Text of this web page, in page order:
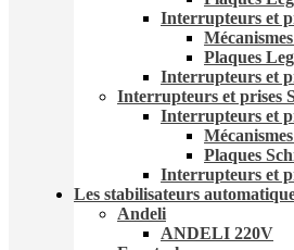
Interrupteurs et
Plaques
Interrupteurs et
Interrupteurs et prises
Interrupteurs et
Plaques
Interrupteurs et
Les stabilisateurs
Andeli
ANDELI 220V